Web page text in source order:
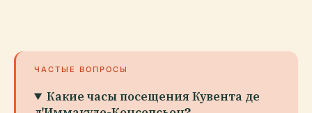
ЧАСТЫЕ ВОПРОСЫ
Какие часы посещения Кувента де